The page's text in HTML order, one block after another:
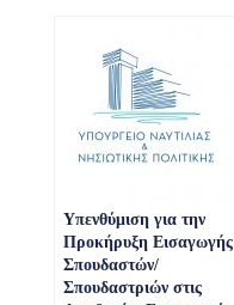
Υπενθύμιση για την
Προκήρυξη Εισαγωγής
Σπουδαστών/
Σπουδαστριών στις